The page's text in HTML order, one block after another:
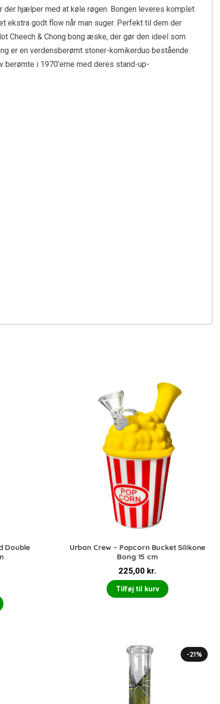
hjælper med at køle røgen. Bongen leveres komplet
ekstra godt flow når man suger. Perfekt til dem der
Cheech & Chong bong æske, der gør den ideel som
er en verdensberømt stoner-komikerduo bestående
berømte i 1970’erne med deres stand-up-
Double
Urban Crew – Popcorn Bucket Silikone
Bong 15 cm
225,00 kr.
Tilføj til kurv
-21%